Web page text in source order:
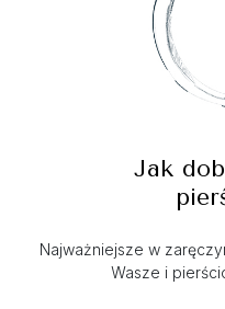
Jak
Najważniejsze w
Wasze i